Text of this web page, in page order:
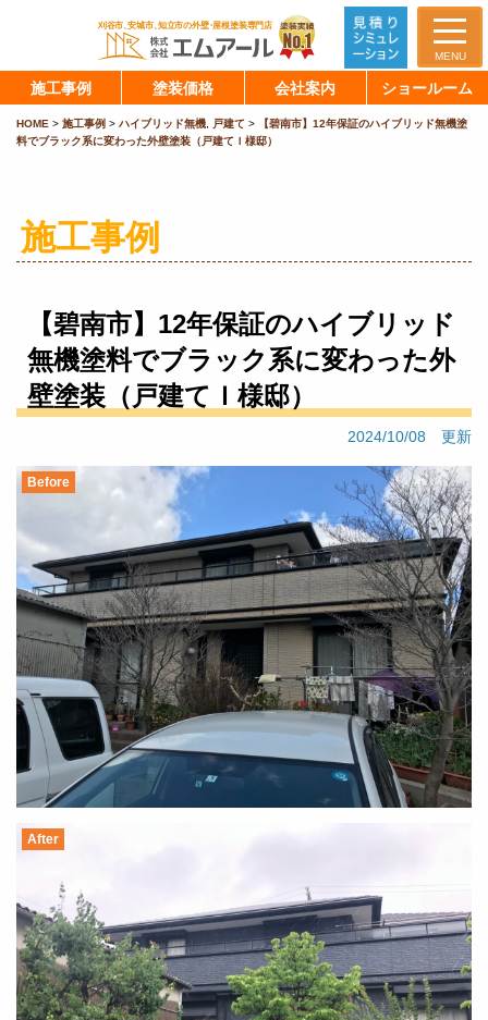
MENU
施工事例 塗装価格 会社案内 ショールーム
HOME > 施工事例 > ハイブリッド無機, 戸建て >
【碧南市】12年保証のハイブリッド無機塗
料でブラック系に変わった外壁塗装（戸建てＩ様邸）
施工事例
【碧南市】12年保証のハイブリッド
無機塗料でブラック系に変わった外
壁塗装（戸建てＩ様邸）
2024/10/08 更新
Before
After